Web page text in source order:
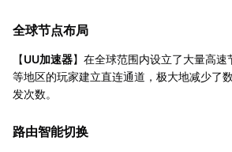
全球节点布局
【UU加速器】在全球范围内设立了大量高
等地区的玩家建立直连通道，极大地减少了
发次数。
路由智能切换